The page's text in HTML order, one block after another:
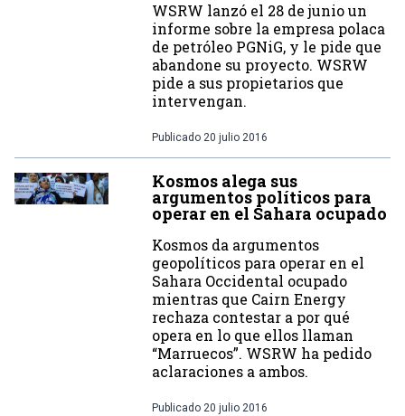
WSRW lanzó el 28 de junio un
informe sobre la empresa polaca
de petróleo PGNiG, y le pide que
abandone su proyecto. WSRW
pide a sus propietarios que
intervengan.
Publicado 20 julio 2016
Kosmos alega sus
argumentos políticos para
operar en el Sahara ocupado
Kosmos da argumentos
geopolíticos para operar en el
Sahara Occidental ocupado
mientras que Cairn Energy
rechaza contestar a por qué
opera en lo que ellos llaman
“Marruecos”. WSRW ha pedido
aclaraciones a ambos.
Publicado 20 julio 2016